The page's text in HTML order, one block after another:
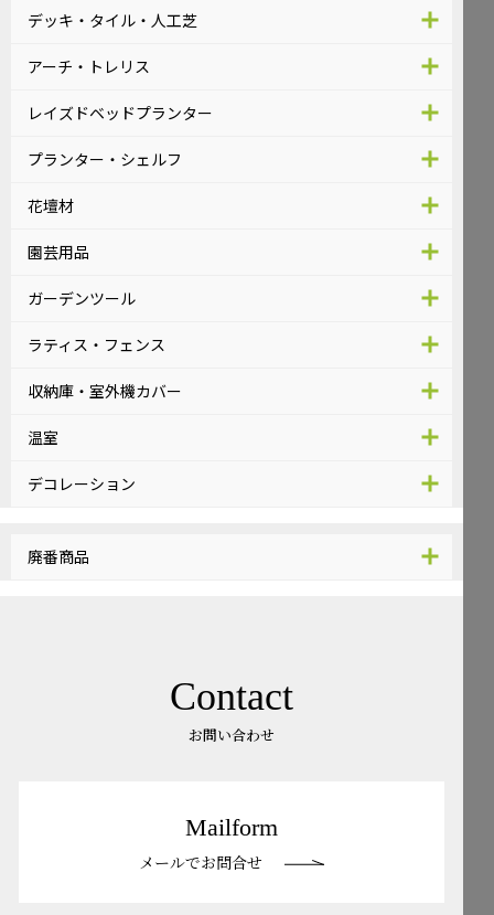
デッキ・タイル・人工芝
アーチ・トレリス
レイズドベッドプランター
プランター・シェルフ
花壇材
園芸用品
ガーデンツール
ラティス・フェンス
収納庫・室外機カバー
温室
デコレーション
廃番商品
Contact
お問い合わせ
Mailform
メールでお問合せ